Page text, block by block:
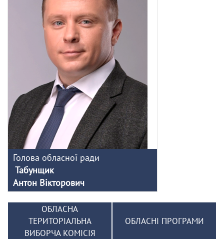
Голова обласної ради
Табунщик
Антон Вікторович
ОБЛАСНА
ТЕРИТОРІАЛЬНА
ВИБОРЧА КОМІСІЯ
ОБЛАСНІ ПРОГРАМИ